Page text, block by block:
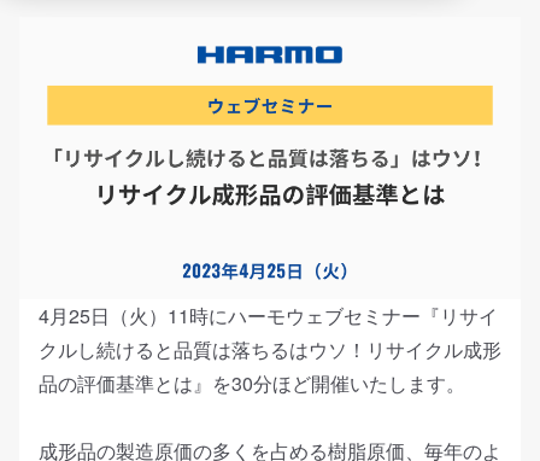
4月25日（火）11時にハーモウェブセミナー『リサイ
クルし続けると品質は落ちるはウソ！リサイクル成形
品の評価基準とは』を30分ほど開催いたします。
成形品の製造原価の多くを占める樹脂原価、毎年のよ